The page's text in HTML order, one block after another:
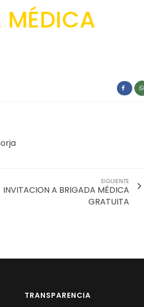
SIGUIENTE
INVITACION A BRIGADA MÉDICA
GRATUITA
TRANSPARENCIA